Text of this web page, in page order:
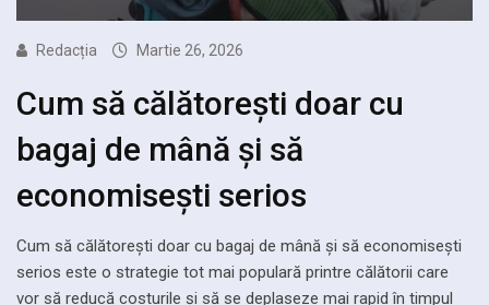
Redacția Martie 26, 2026
Cum să călătorești doar cu
bagaj de mână și să
economisești serios
Cum să călătorești doar cu bagaj de mână și să economisești
serios este o strategie tot mai populară printre călătorii care
vor să reducă costurile și să se deplaseze mai rapid în timpul